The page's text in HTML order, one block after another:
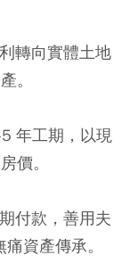
轉向實體土地
。
年工期，以現
價。
付款，善用夫
資產傳承。